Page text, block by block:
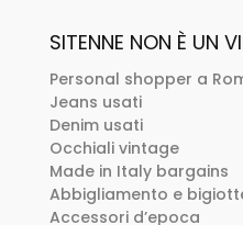
SITENNE NON È UN
Personal shopper a
Jeans usati
Denim usati
Occhiali vintage
Made in Italy bargains
Abbigliamento e
Accessori d’epoca